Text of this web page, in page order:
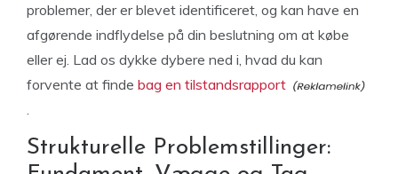
problemer, der er blevet identificeret, og kan have en
afgørende indflydelse på din beslutning om at købe
eller ej. Lad os dykke dybere ned i, hvad du kan
forvente at finde bag en tilstandsrapport
.
Strukturelle Problemstillinger: